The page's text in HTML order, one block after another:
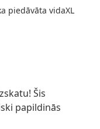
piedāvāta vidaXL
Šis
papildinās